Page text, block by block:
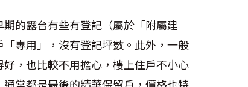
的露台有些有登記（屬於「附屬建
專用」，沒有登記坪數。此外，一般
，也比較不用擔心，樓上住戶不小心